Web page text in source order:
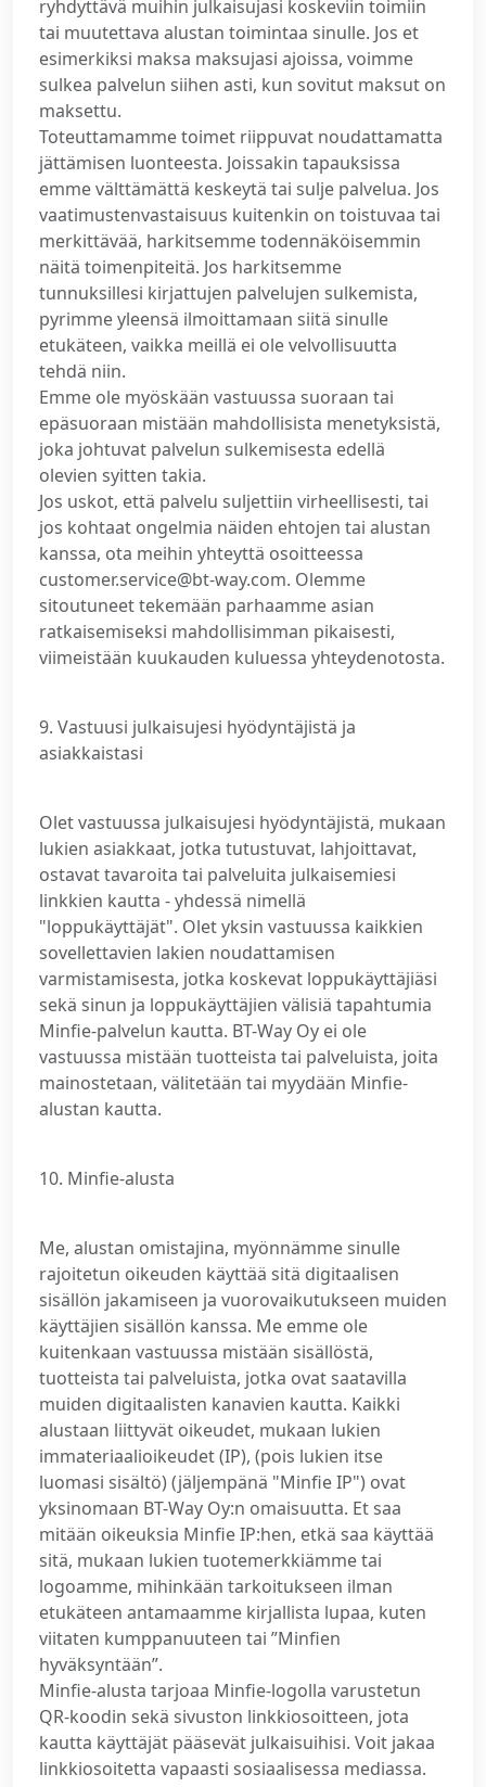
ryhdyttävä muihin julkaisujasi koskeviin toimiin
tai muutettava alustan toimintaa sinulle. Jos et
esimerkiksi maksa maksujasi ajoissa, voimme
sulkea palvelun siihen asti, kun sovitut maksut on
maksettu.
Toteuttamamme toimet riippuvat noudattamatta
jättämisen luonteesta. Joissakin tapauksissa
emme välttämättä keskeytä tai sulje palvelua. Jos
vaatimustenvastaisuus kuitenkin on toistuvaa tai
merkittävää, harkitsemme todennäköisemmin
näitä toimenpiteitä. Jos harkitsemme
tunnuksillesi kirjattujen palvelujen sulkemista,
pyrimme yleensä ilmoittamaan siitä sinulle
etukäteen, vaikka meillä ei ole velvollisuutta
tehdä niin.
Emme ole myöskään vastuussa suoraan tai
epäsuoraan mistään mahdollisista menetyksistä,
joka johtuvat palvelun sulkemisesta edellä
olevien syitten takia.
Jos uskot, että palvelu suljettiin virheellisesti, tai
jos kohtaat ongelmia näiden ehtojen tai alustan
kanssa, ota meihin yhteyttä osoitteessa
customer.service@bt-way.com. Olemme
sitoutuneet tekemään parhaamme asian
ratkaisemiseksi mahdollisimman pikaisesti,
viimeistään kuukauden kuluessa yhteydenotosta.
9. Vastuusi julkaisujesi hyödyntäjistä ja
asiakkaistasi
Olet vastuussa julkaisujesi hyödyntäjistä, mukaan
lukien asiakkaat, jotka tutustuvat, lahjoittavat,
ostavat tavaroita tai palveluita julkaisemiesi
linkkien kautta - yhdessä nimellä
"loppukäyttäjät". Olet yksin vastuussa kaikkien
sovellettavien lakien noudattamisen
varmistamisesta, jotka koskevat loppukäyttäjiäsi
sekä sinun ja loppukäyttäjien välisiä tapahtumia
Minfie-palvelun kautta. BT-Way Oy ei ole
vastuussa mistään tuotteista tai palveluista, joita
mainostetaan, välitetään tai myydään Minfie-
alustan kautta.
10. Minfie-alusta
Me, alustan omistajina, myönnämme sinulle
rajoitetun oikeuden käyttää sitä digitaalisen
sisällön jakamiseen ja vuorovaikutukseen muiden
käyttäjien sisällön kanssa. Me emme ole
kuitenkaan vastuussa mistään sisällöstä,
tuotteista tai palveluista, jotka ovat saatavilla
muiden digitaalisten kanavien kautta. Kaikki
alustaan liittyvät oikeudet, mukaan lukien
immateriaalioikeudet (IP), (pois lukien itse
luomasi sisältö) (jäljempänä "Minfie IP") ovat
yksinomaan BT-Way Oy:n omaisuutta. Et saa
mitään oikeuksia Minfie IP:hen, etkä saa käyttää
sitä, mukaan lukien tuotemerkkiämme tai
logoamme, mihinkään tarkoitukseen ilman
etukäteen antamaamme kirjallista lupaa, kuten
viitaten kumppanuuteen tai ”Minfien
hyväksyntään”.
Minfie-alusta tarjoaa Minfie-logolla varustetun
QR-koodin sekä sivuston linkkiosoitteen, jota
kautta käyttäjät pääsevät julkaisuihisi. Voit jakaa
linkkiosoitetta vapaasti sosiaalisessa mediassa.